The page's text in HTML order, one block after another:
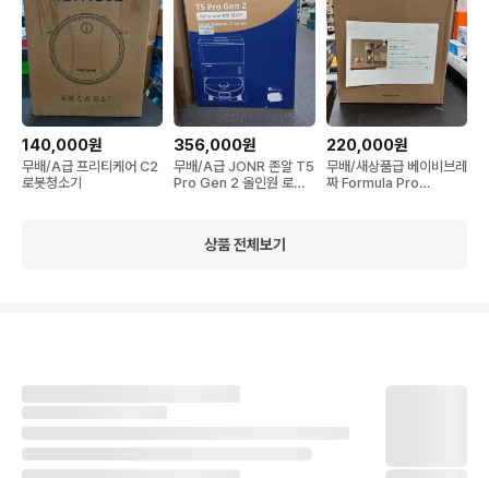
140,000원
무배/A급 프리티케어 C2
로봇청소기
356,000원
무배/A급 JONR 존알 T5
Pro Gen 2 올인원 로봇
220,000원
무배/새상품급 베이비브레
짜 Formula Pro
상품 전체보기